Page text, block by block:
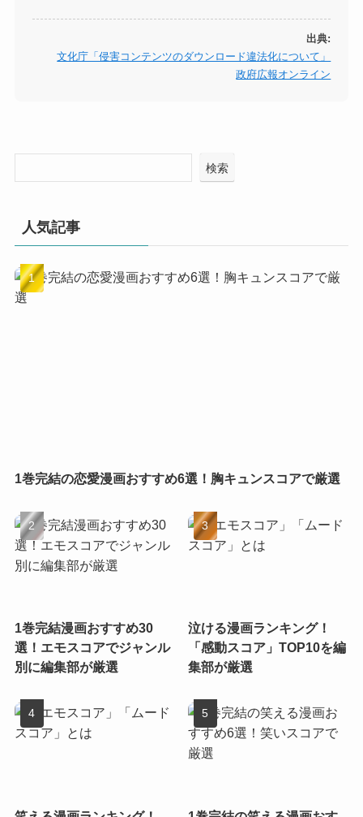
出典:
文化庁「侵害コンテンツのダウンロード違法化について」
政府広報オンライン
検索
人気記事
1巻完結の恋愛漫画おすすめ6選！胸キュンスコアで厳選
1巻完結漫画おすすめ30
選！エモスコアでジャンル
別に編集部が厳選
泣ける漫画ランキング！
「感動スコア」TOP10を編
集部が厳選